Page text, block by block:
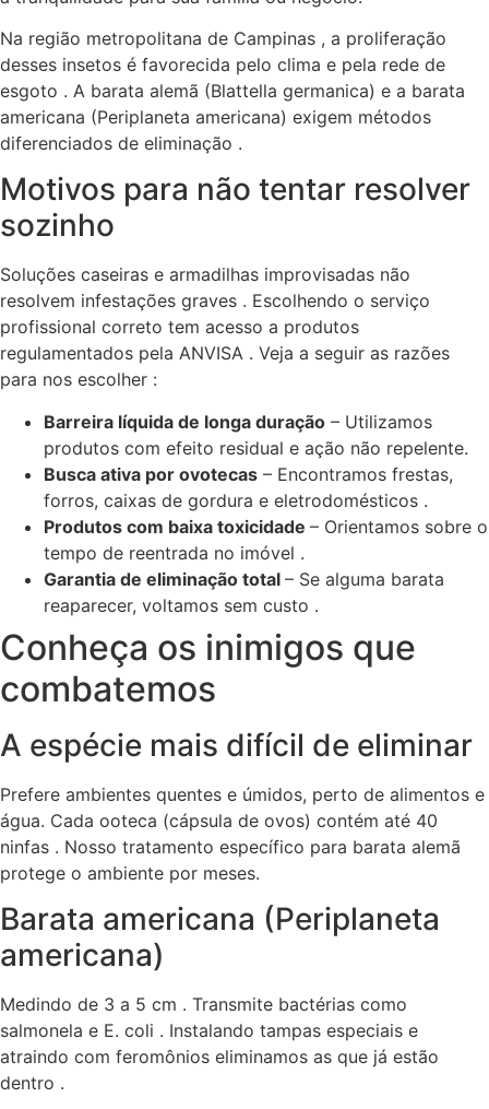
Na região metropolitana de Campinas , a proliferação
desses insetos é favorecida pelo clima e pela rede de
esgoto . A barata alemã (Blattella germanica) e a barata
americana (Periplaneta americana) exigem métodos
diferenciados de eliminação .
Motivos para não tentar resolver
sozinho
Soluções caseiras e armadilhas improvisadas não
resolvem infestações graves . Escolhendo o serviço
profissional correto tem acesso a produtos
regulamentados pela ANVISA . Veja a seguir as razões
para nos escolher :
Barreira líquida de longa duração – Utilizamos
produtos com efeito residual e ação não repelente.
Busca ativa por ovotecas – Encontramos frestas,
forros, caixas de gordura e eletrodomésticos .
Produtos com baixa toxicidade – Orientamos sobre o
tempo de reentrada no imóvel .
Garantia de eliminação total – Se alguma barata
reaparecer, voltamos sem custo .
Conheça os inimigos que
combatemos
A espécie mais difícil de eliminar
Prefere ambientes quentes e úmidos, perto de alimentos e
água. Cada ooteca (cápsula de ovos) contém até 40
ninfas . Nosso tratamento específico para barata alemã
protege o ambiente por meses.
Barata americana (Periplaneta
americana)
Medindo de 3 a 5 cm . Transmite bactérias como
salmonela e E. coli . Instalando tampas especiais e
atraindo com feromônios eliminamos as que já estão
dentro .